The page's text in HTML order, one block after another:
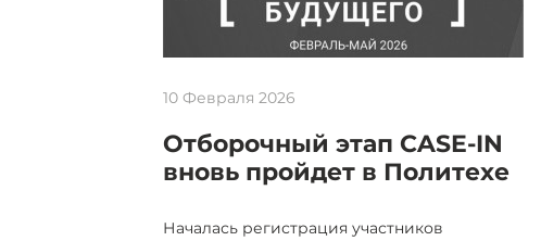
10 Февраля 2026
Отборочный этап CASE-IN
вновь пройдет в Политехе
Началась регистрация участников